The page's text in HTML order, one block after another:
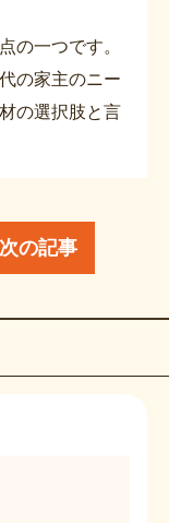
の一つです。
の家主のニー
の選択肢と言
次の記事